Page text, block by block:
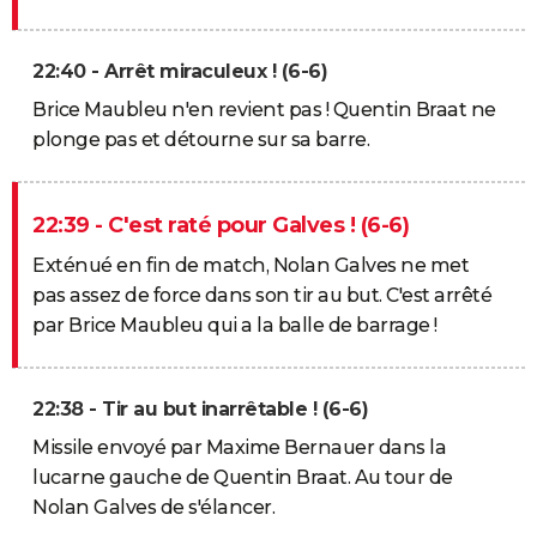
22:40 - Arrêt miraculeux ! (6-6)
Brice Maubleu n'en revient pas ! Quentin Braat ne
plonge pas et détourne sur sa barre.
22:39 - C'est raté pour Galves ! (6-6)
Exténué en fin de match, Nolan Galves ne met
pas assez de force dans son tir au but. C'est arrêté
par Brice Maubleu qui a la balle de barrage !
22:38 - Tir au but inarrêtable ! (6-6)
Missile envoyé par Maxime Bernauer dans la
lucarne gauche de Quentin Braat. Au tour de
Nolan Galves de s'élancer.